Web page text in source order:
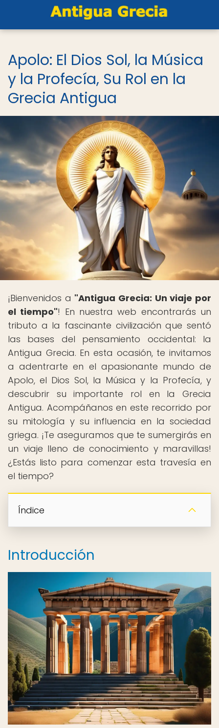
Apolo: El Dios Sol, la Música
y la Profecía, Su Rol en la
Grecia Antigua
¡Bienvenidos a "Antigua Grecia: Un viaje por
el tiempo"! En nuestra web encontrarás un
tributo a la fascinante civilización que sentó
las bases del pensamiento occidental: la
Antigua Grecia. En esta ocasión, te invitamos
a adentrarte en el apasionante mundo de
Apolo, el Dios Sol, la Música y la Profecía, y
descubrir su importante rol en la Grecia
Antigua. Acompáñanos en este recorrido por
su mitología y su influencia en la sociedad
griega. ¡Te aseguramos que te sumergirás en
un viaje lleno de conocimiento y maravillas!
¿Estás listo para comenzar esta travesía en
el tiempo?
Índice
Introducción